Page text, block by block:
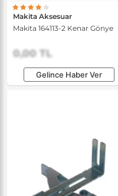
Makita Aksesuar
Makita 164113-2 Kenar Gönye
0,00 TL
Gelince Haber Ver